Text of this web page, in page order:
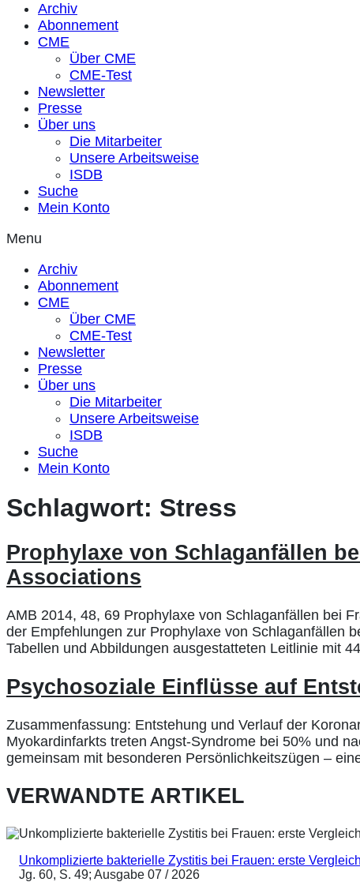
Archiv
Abonnement
CME
Über CME
CME-Test
Newsletter
Presse
Über uns
Die Mitarbeiter
Unsere Arbeitsweise
ISDB
Suche
Mein Konto
Menu
Archiv
Abonnement
CME
Über CME
CME-Test
Newsletter
Presse
Über uns
Die Mitarbeiter
Unsere Arbeitsweise
ISDB
Suche
Mein Konto
Schlagwort: Stress
Prophylaxe von Schlaganfällen
Associations
AMB 2014, 48, 69 Prophylaxe von Schlaganfällen bei
der Empfehlungen zur Prophylaxe von Schlaganfällen
Tabellen und Abbildungen ausgestatteten Leitlinie mit
Psychosoziale Einflüsse auf
Zusammenfassung: Entstehung und Verlauf der
Myokardinfarkts treten Angst-Syndrome bei 50% und
gemeinsam mit besonderen Persönlichkeitszügen –
VERWANDTE ARTIKEL
Unkomplizierte bakterielle Zystitis bei Frauen: erste
Jg. 60, S. 49; Ausgabe 07 / 2026